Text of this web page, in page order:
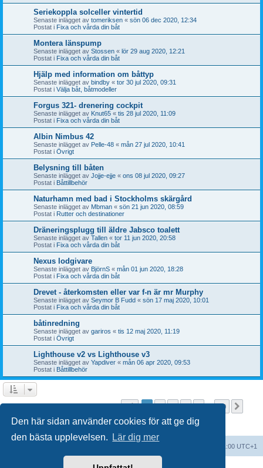
Den här sidan använder cookies för att ge dig
den bästa upplevelsen.
Lär dig mer
Seriekoppla solceller vintertid
Senaste inlägget av tomeriksen « sön 06 dec 2020, 12:34
Postat i Fixa och vårda din båt
Montera länspump
Senaste inlägget av Stossen « lör 29 aug 2020, 12:21
Postat i Fixa och vårda din båt
Hjälp med information om båttyp
Senaste inlägget av bindby « tor 30 jul 2020, 09:31
Postat i Välja båt, båtmodeller
Forgus 321- drenering cockpit
Senaste inlägget av Knut65 « tis 28 jul 2020, 11:09
Postat i Fixa och vårda din båt
Albin Nimbus 42
Senaste inlägget av Pelle-48 « mån 27 jul 2020, 10:41
Postat i Övrigt
Belysning till båten
Senaste inlägget av Jojje-ejje « ons 08 jul 2020, 09:27
Postat i Båttillbehör
Naturhamn med bad i Stockholms skärgård
Senaste inlägget av Mbman « sön 21 jun 2020, 08:59
Postat i Rutter och destinationer
Dräneringsplugg till äldre Jabsco toalett
Senaste inlägget av Tallen « tor 11 jun 2020, 20:58
Postat i Fixa och vårda din båt
Nexus lodgivare
Senaste inlägget av BjörnS « mån 01 jun 2020, 18:28
Postat i Fixa och vårda din båt
Drevet - återkomsten eller var f-n är mr Murphy
Senaste inlägget av Seymor B Fudd « sön 17 maj 2020, 10:01
Postat i Fixa och vårda din båt
båtinredning
Senaste inlägget av gariros « tis 12 maj 2020, 11:19
Postat i Övrigt
Lighthouse v2 vs Lighthouse v3
Senaste inlägget av Yapdiver « mån 06 apr 2020, 09:53
Postat i Båttillbehör
Sökningen fann fler än 1000 träffar Sida1av20
1 2 3 4 5 20
Alla tidsangivelser är UTC+01:00 UTC+1